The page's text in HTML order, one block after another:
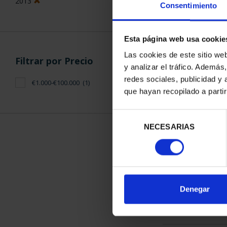
Consentimiento
Esta página web usa
Las cookies de este sitio
y analizar el tráfico.
redes sociales, publicidad y
que hayan recopilado a
consentimiento
NECESARIAS
Denegar
Filtrar por Precio
€1.000-€100.000 (1)
CAPITALES
ORDENAR POR: